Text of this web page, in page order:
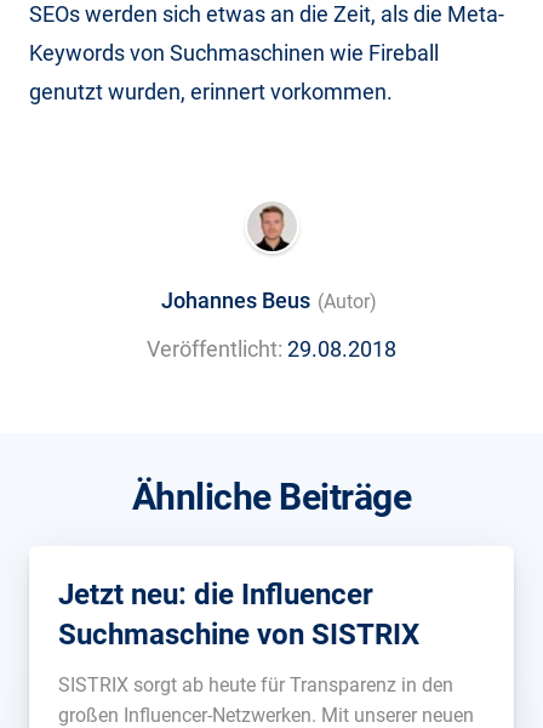
SEOs werden sich etwas an die Zeit, als die Meta-
Keywords von Suchmaschinen wie Fireball
genutzt wurden, erinnert vorkommen.
Johannes Beus (Autor)
Veröffentlicht: 29.08.2018
Ähnliche Beiträge
Jetzt neu: die Influencer
Suchmaschine von SISTRIX
SISTRIX sorgt ab heute für Transparenz in den
großen Influencer-Netzwerken. Mit unserer neuen